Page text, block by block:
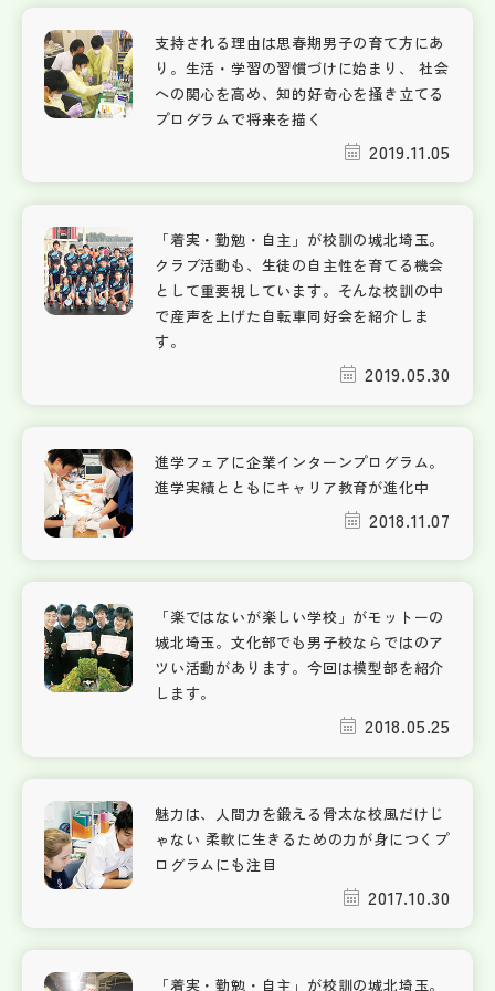
支持される理由は思春期男子の育て方にあ
り。生活・学習の習慣づけに始まり、 社会
への関心を高め、知的好奇心を掻き立てる
プログラムで将来を描く
2019.11.05
「着実・勤勉・自主」が校訓の城北埼玉。
クラブ活動も、生徒の自主性を育てる機会
として重要視しています。そんな校訓の中
で産声を上げた自転車同好会を紹介しま
す。
2019.05.30
進学フェアに企業インターンプログラム。
進学実績とともにキャリア教育が進化中
2018.11.07
「楽ではないが楽しい学校」がモットーの
城北埼玉。文化部でも男子校ならではのア
ツい活動があります。今回は模型部を紹介
します。
2018.05.25
魅力は、人間力を鍛える骨太な校風だけじ
ゃない 柔軟に生きるための力が身につくプ
ログラムにも注目
2017.10.30
「着実・勤勉・自主」が校訓の城北埼玉。